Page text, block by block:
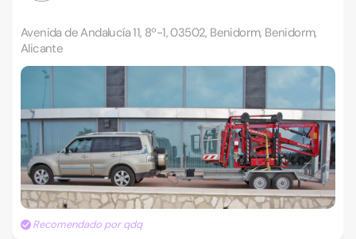
Avenida de Andalucía 11, 8º-1, 03502, Benidorm, Benidorm,
Alicante
Recomendado por qdq